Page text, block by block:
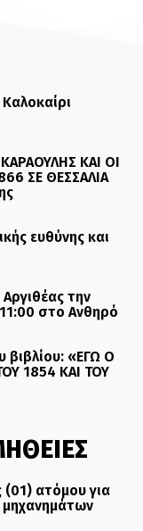
ΚΑΙ ΟΙ
ΣΕ ΘΕΣΣΑΛΙΑ
ευθύνης και
την
στο Ανθηρό
«ΕΓΩ Ο
1854 ΚΑΙ ΤΟΥ
ατόμου για
μηχανημάτων